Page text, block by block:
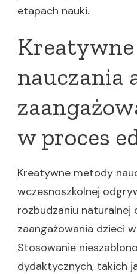
etapach nauki.
nauczania
w proces
Kreatywne metody
wczesnoszkolnej
rozbudzaniu naturalnej
zaangażowania dzieci
Stosowanie
dydaktycznych, takich